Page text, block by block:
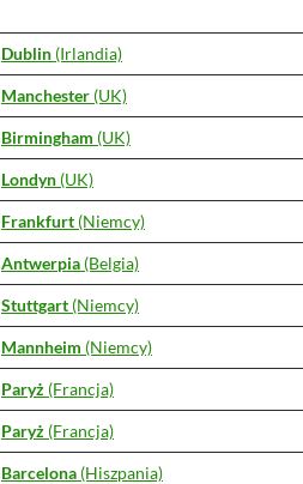
Dublin (Irlandia)
Manchester (UK)
Birmingham (UK)
Londyn (UK)
Frankfurt (Niemcy)
Antwerpia (Belgia)
Stuttgart (Niemcy)
Mannheim (Niemcy)
Paryż (Francja)
Paryż (Francja)
Barcelona (Hiszpania)